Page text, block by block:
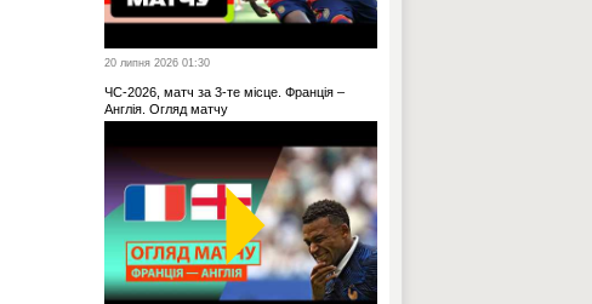
20 липня 2026 01:30
ЧС-2026, матч за 3-те місце. Франція –
Англія. Огляд матчу